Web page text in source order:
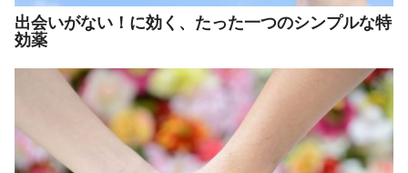
出会いがない！に効く、たった一つのシンプルな特
効薬